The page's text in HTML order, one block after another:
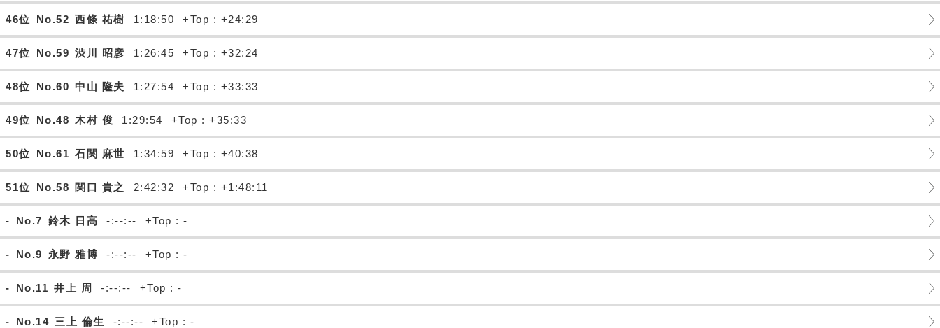
46位 No.52 西條 祐樹 1:18:50 +Top : +24:29
47位 No.59 渋川 昭彦 1:26:45 +Top : +32:24
48位 No.60 中山 隆夫 1:27:54 +Top : +33:33
49位 No.48 木村 俊 1:29:54 +Top : +35:33
50位 No.61 石関 麻世 1:34:59 +Top : +40:38
51位 No.58 関口 貴之 2:42:32 +Top : +1:48:11
- No.7 鈴木 日高 -:--:-- +Top : -
- No.9 永野 雅博 -:--:-- +Top : -
- No.11 井上 周 -:--:-- +Top : -
- No.14 三上 倫生 -:--:-- +Top : -